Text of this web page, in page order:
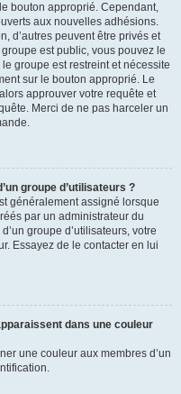
bouton approprié. Cependant,
aux nouvelles adhésions.
d’autres peuvent être privés et
est public, vous pouvez le
groupe est restreint et nécessite
sur le bouton approprié. Le
approuver votre requête et
Merci de ne pas harceler un
groupe d’utilisateurs ?
généralement assigné lorsque
par un administrateur du
groupe d’utilisateurs, votre
Essayez de le contacter en lui
dans une couleur
une couleur aux membres d’un